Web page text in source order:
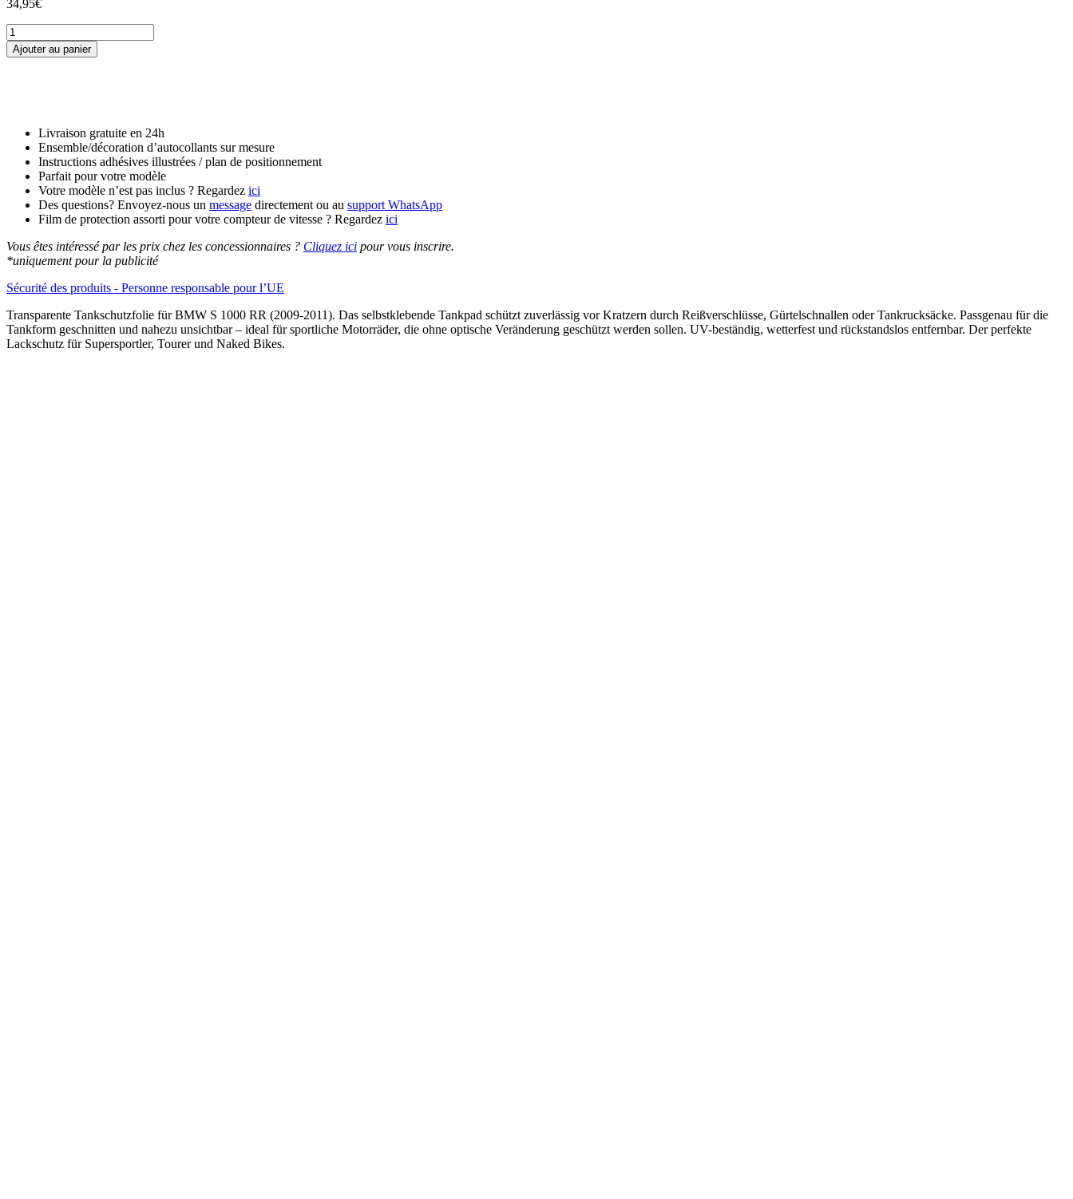
34,95€
quantité
de
Tankschutzfolie
1000
(2009-
2011)
Ajouter au panier
Livraison gratuite en 24h
Ensemble/décoration d’autocollants sur mesure
Instructions adhésives illustrées / plan de positionnement
Parfait pour votre modèle
Votre modèle n’est pas inclus ? Regardez ici
Des questions? Envoyez-nous un message directement ou au support WhatsApp
Film de protection assorti pour votre compteur de vitesse ? Regardez ici
Vous êtes intéressé par les prix chez les concessionnaires ? Cliquez ici pour vous inscrire.
*uniquement pour la publicité
Sécurité des produits - Personne responsable pour l’UE
Transparente Tankschutzfolie für BMW S 1000 RR (2009-2011). Das selbstklebende Tankpad schützt zuverlässig vor Kratzern durch Reißverschlüsse, Gürtelschnallen oder Tankrucksäcke. Passgenau für die
Tankform geschnitten und nahezu unsichtbar – ideal für sportliche Motorräder, die ohne optische Veränderung geschützt werden sollen. UV-beständig, wetterfest und rückstandslos entfernbar. Der perfekte
Lackschutz für Supersportler, Tourer und Naked Bikes.